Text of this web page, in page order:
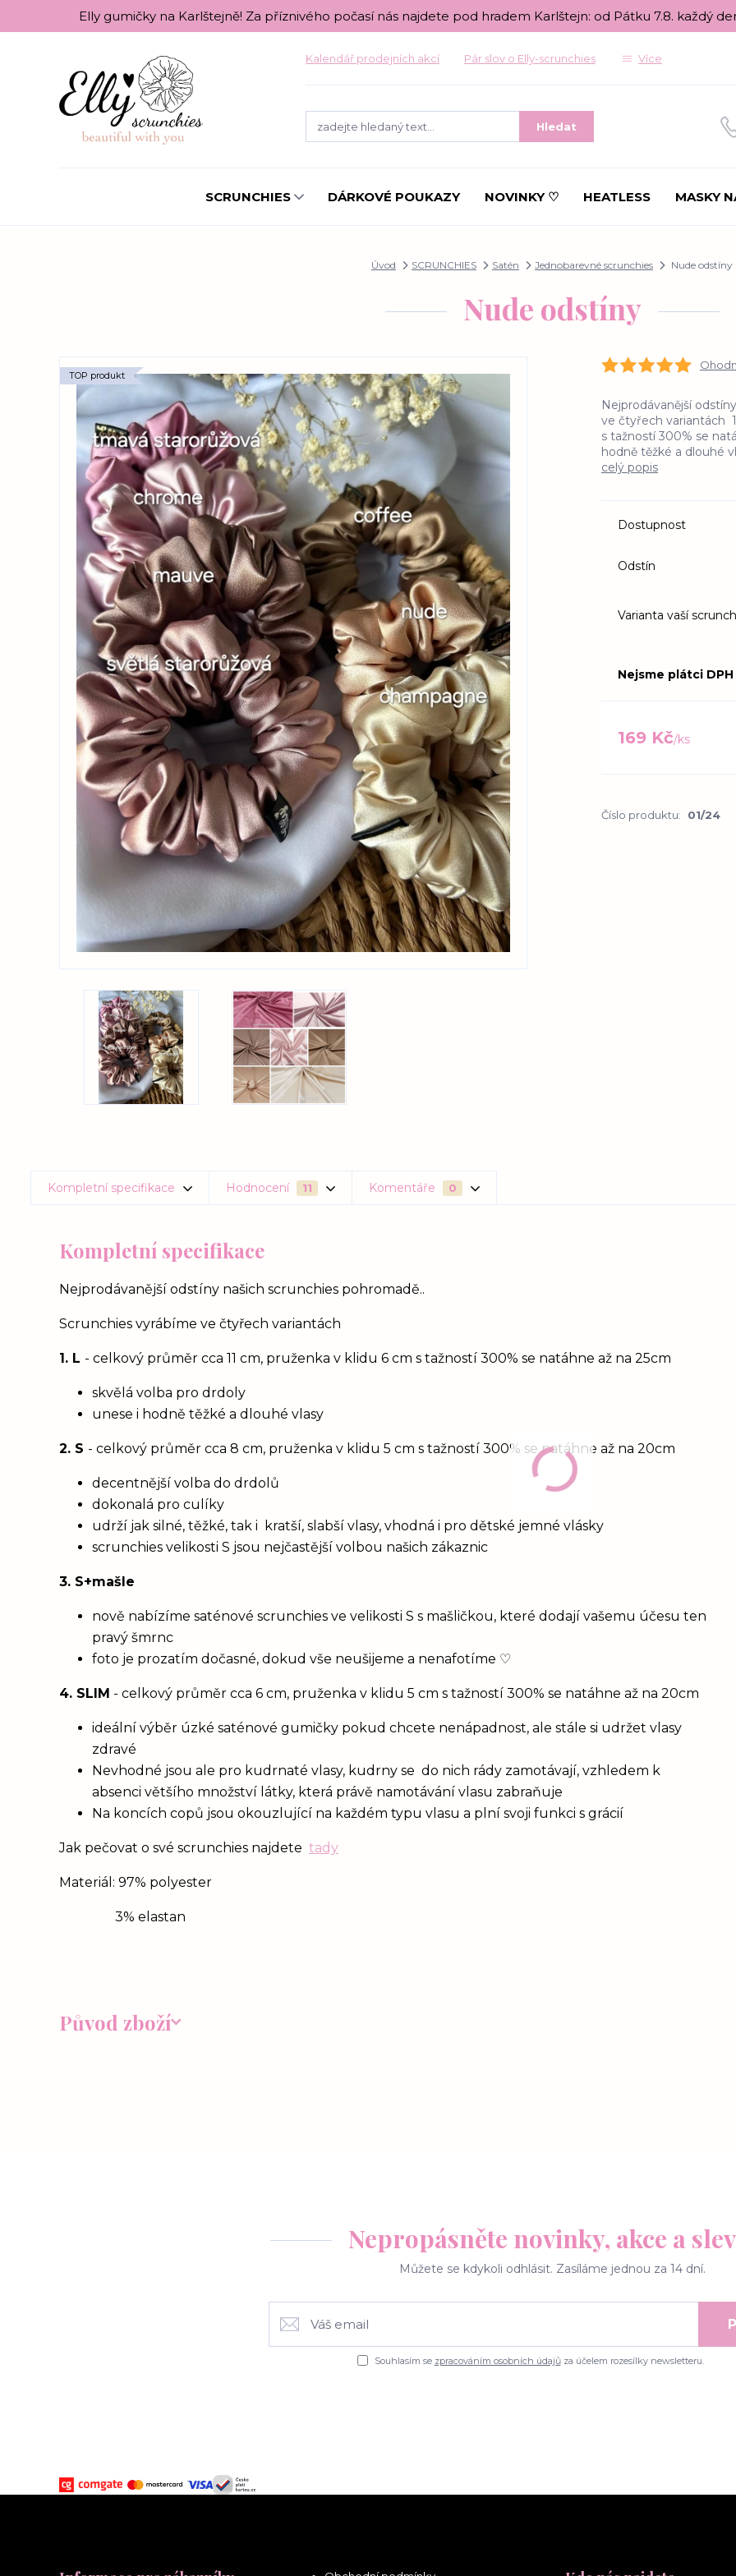
Elly gumičky na Karlštejně! Za příznivého počasí nás najdete pod hradem Karlštejn: od Pátku 7.8. každý
Kalendář prodejních akcí Pár slov o Elly-scrunchies Více
Hledat
SCRUNCHIES DÁRKOVÉ POUKAZY NOVINKY ♡ HEATLESS MASKY
Úvod SCRUNCHIES Satén Jednobarevné scrunchies Nude odstíny
Nude odstíny
TOP produkt
Nejprodávanější
ve čtyřech variantách
s tažností 300% se
hodně těžké a dlouhé
celý popis
Dostupnost
Odstín
Varianta vaší
Nejsme plátci DPH
169 Kč/ks
Číslo produktu: 01/24
Kompletní specifikace Hodnocení 11 Komentáře 0
Kompletní specifikace
Nejprodávanější odstíny našich scrunchies pohromadě..
Scrunchies vyrábíme ve čtyřech variantách
1. L - celkový průměr cca 11 cm, pruženka v klidu 6 cm s tažností 300% se natáhne až na 25cm
skvělá volba pro drdoly
unese i hodně těžké a dlouhé vlasy
2. S - celkový průměr cca 8 cm, pruženka v klidu 5 cm s tažností 300% se natáhne až na 20cm
decentnější volba do drdolů
dokonalá pro culíky
udrží jak silné, těžké, tak i kratší, slabší vlasy, vhodná i pro dětské jemné vlásky
scrunchies velikosti S jsou nejčastější volbou našich zákaznic
3. S+mašle
nově nabízíme saténové scrunchies ve velikosti S s mašličkou, které dodají vašemu účesu ten
pravý šmrnc
foto je prozatím dočasné, dokud vše neušijeme a nenafotíme ♡
4. SLIM - celkový průměr cca 6 cm, pruženka v klidu 5 cm s tažností 300% se natáhne až na 20cm
ideální výběr úzké saténové gumičky pokud chcete nenápadnost, ale stále si udržet vlasy
zdravé
Nevhodné jsou ale pro kudrnaté vlasy, kudrny se do nich rády zamotávají, vzhledem k
absenci většího množství látky, která právě namotávání vlasu zabraňuje
Na koncích copů jsou okouzlující na každém typu vlasu a plní svoji funkci s grácií
Jak pečovat o své scrunchies najdete tady
Materiál: 97% polyester
3% elastan
Původ zboží
Nepropásněte novinky, akce a
Můžete se kdykoli odhlásit. Zasíláme jednou za 14 dní.
Souhlasím se zpracováním osobních údajůza účelem rozesílky newsletteru.